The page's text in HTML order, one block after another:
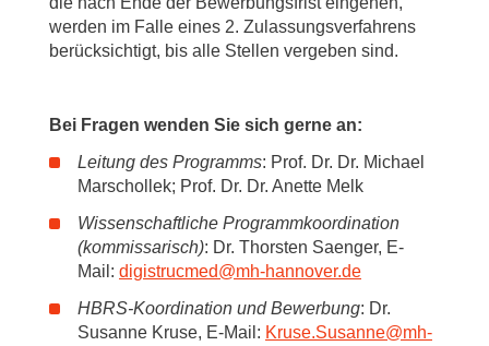
werden im Falle eines 2. Zulassungsverfahrens
berücksichtigt, bis alle Stellen vergeben sind.
Bei Fragen wenden Sie sich gerne an:
Leitung des Programms: Prof. Dr. Dr. Michael
Marschollek; Prof. Dr. Dr. Anette Melk
Wissenschaftliche Programmkoordination
(kommissarisch): Dr. Thorsten Saenger, E-
Mail: digistrucmed@mh-hannover.de
HBRS-Koordination und Bewerbung: Dr.
Susanne Kruse, E-Mail: Kruse.Susanne@mh-